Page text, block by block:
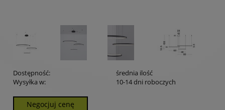
Dostępność:
średnia ilość
Wysyłka w:
10-14 dni roboczych
Negocjuj cenę